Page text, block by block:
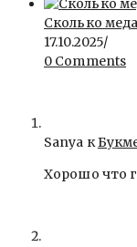
Сколько
17.10.2025/
0 Comments
Sanya к
Хорошо что